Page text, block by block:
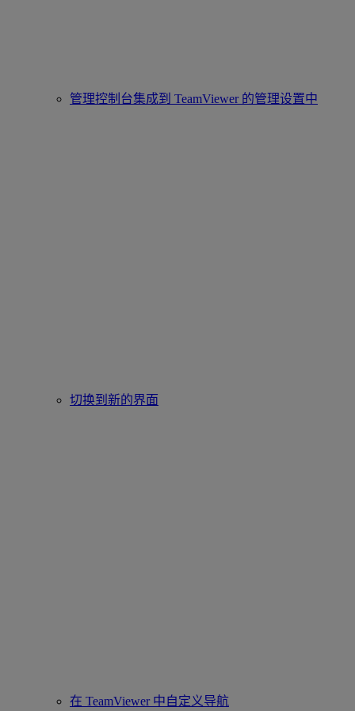
管理控制台集成到 TeamViewer 的管理设置中
切换到新的界面
在 TeamViewer 中自定义导航